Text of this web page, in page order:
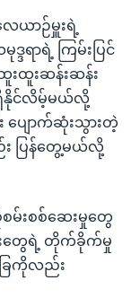
ယာဉ်မှူးရဲ့
ာရဲ့ ကြမ်းပြင်
းထူးဆန်းဆန်း
နိုင်လိမ့်မယ်လို့
ပျောက်ဆုံးသွားတဲ့
ပြန်တွေ့မယ်လို့
မ်းစစ်ဆေးမှုတွေ
းတွေရဲ့ တိုက်ခိုက်မှု
ြေကိုလည်း